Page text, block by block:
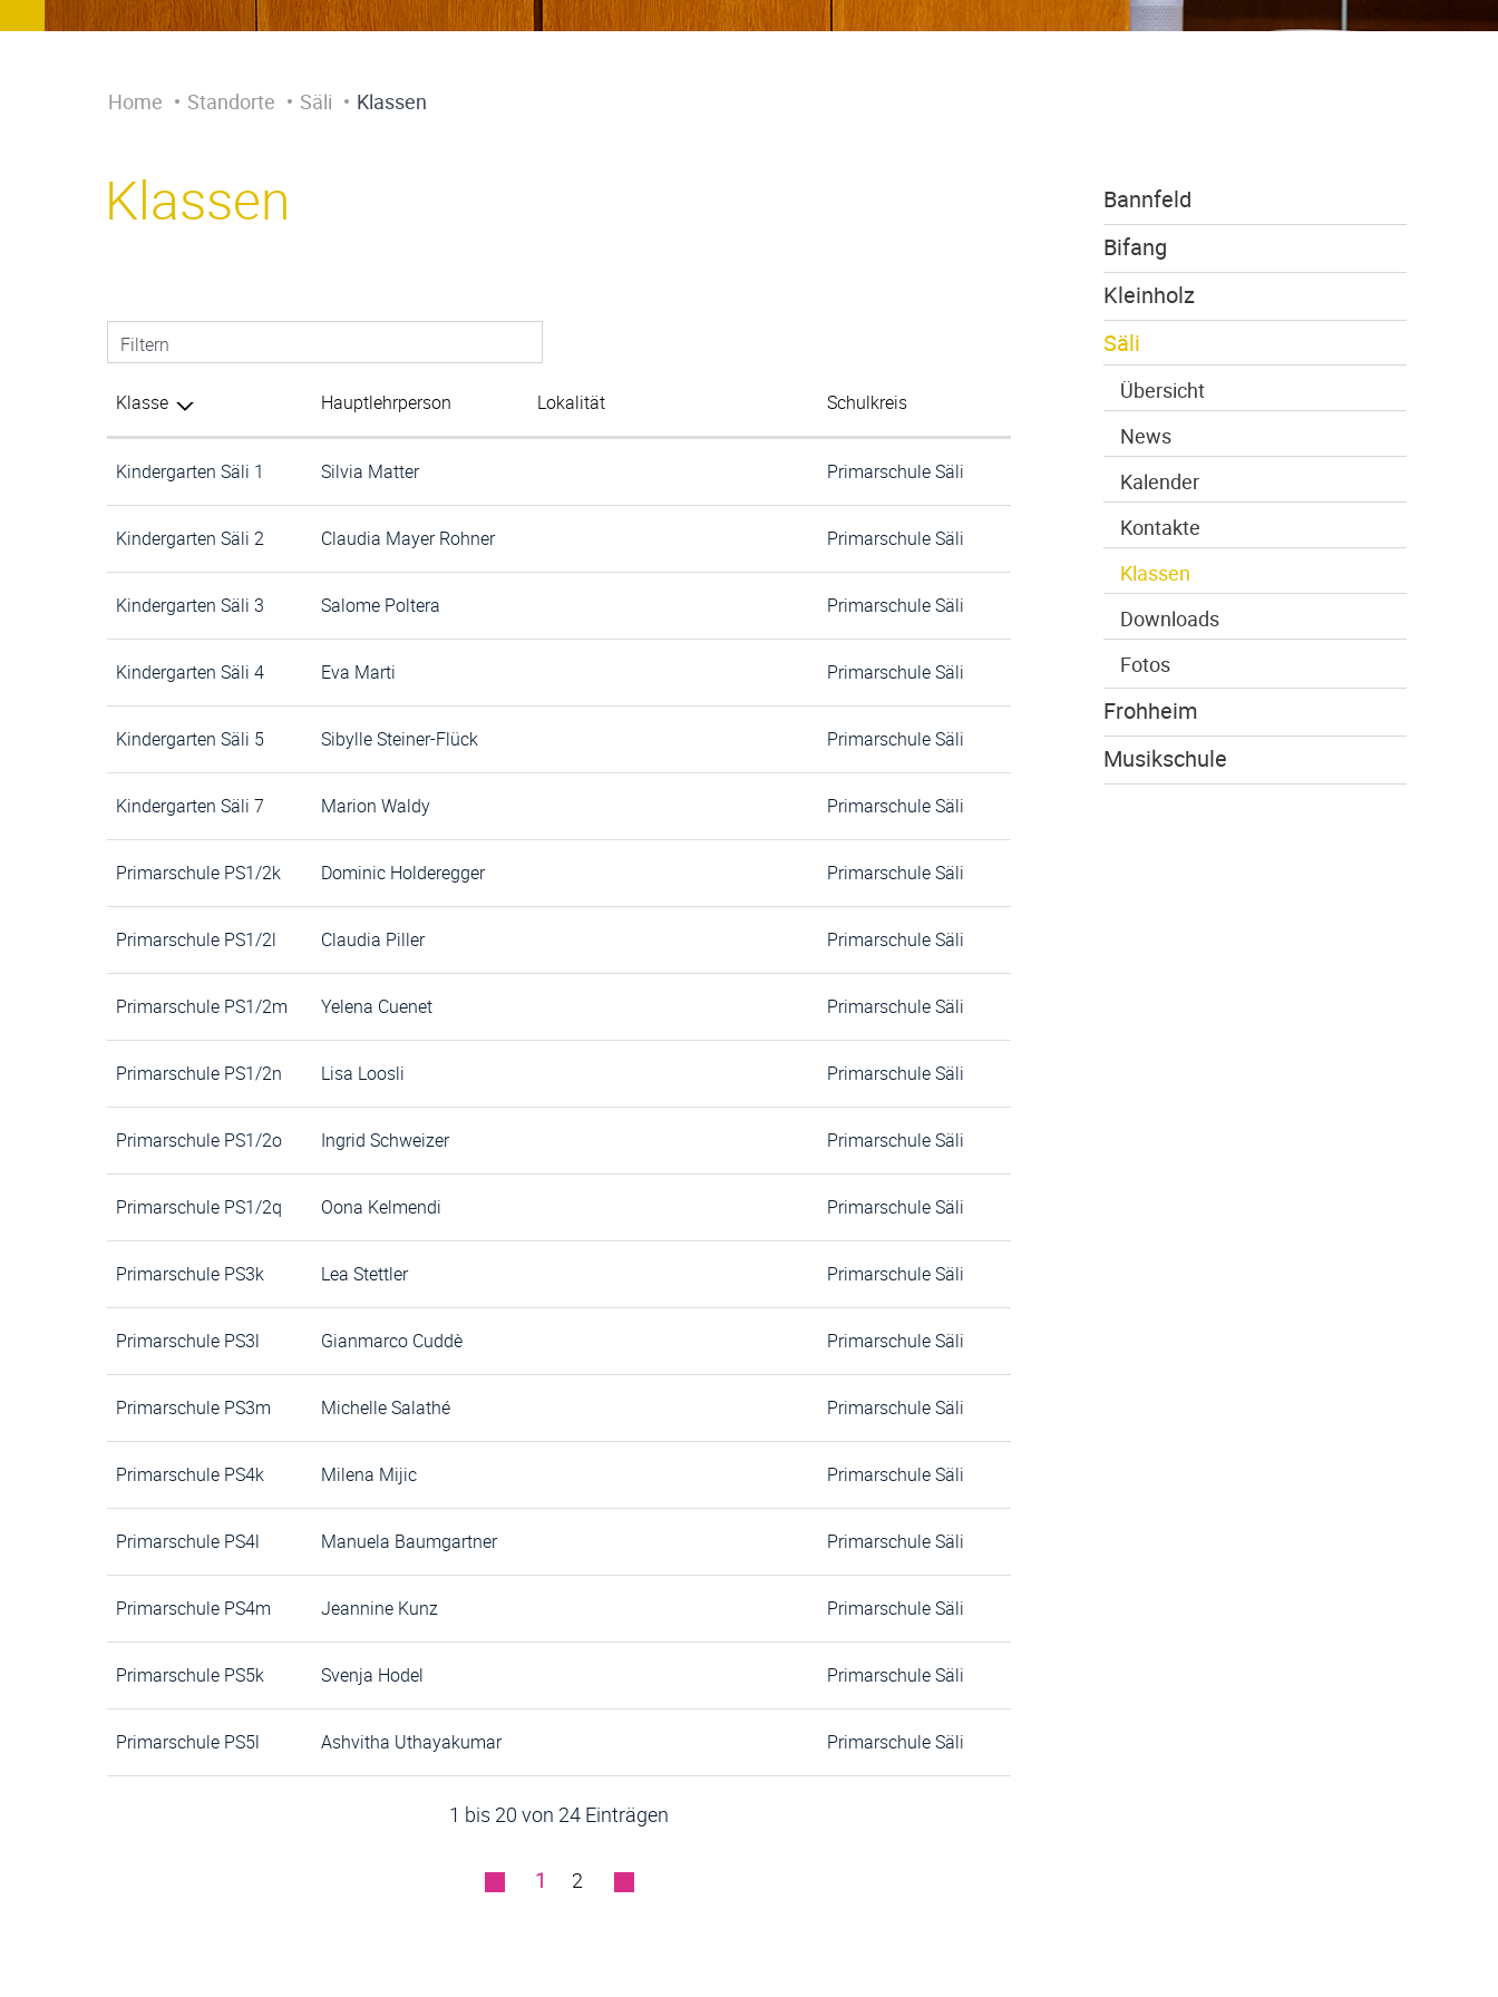
Inhalt
Home Standorte Säli Klassen
Klassen
Filtern
Klasse Hauptlehrperson Lokalität Schulkreis
Kindergarten Säli 1 Silvia Matter Primarschule Säli
Kindergarten Säli 2 Claudia Mayer Rohner Primarschule Säli
Kindergarten Säli 3 Salome Poltera Primarschule Säli
Kindergarten Säli 4 Eva Marti Primarschule Säli
Kindergarten Säli 5 Sibylle Steiner-Flück Primarschule Säli
Kindergarten Säli 7 Marion Waldy Primarschule Säli
Primarschule PS1/2k Dominic Holderegger Primarschule Säli
Primarschule PS1/2l Claudia Piller Primarschule Säli
Primarschule PS1/2m Yelena Cuenet Primarschule Säli
Primarschule PS1/2n Lisa Loosli Primarschule Säli
Primarschule PS1/2o Ingrid Schweizer Primarschule Säli
Primarschule PS1/2q Oona Kelmendi Primarschule Säli
Primarschule PS3k Lea Stettler Primarschule Säli
Primarschule PS3l Gianmarco Cuddè Primarschule Säli
Primarschule PS3m Michelle Salathé Primarschule Säli
Primarschule PS4k Milena Mijic Primarschule Säli
Primarschule PS4l Manuela Baumgartner Primarschule Säli
Primarschule PS4m Jeannine Kunz Primarschule Säli
Primarschule PS5k Svenja Hodel Primarschule Säli
Primarschule PS5l Ashvitha Uthayakumar Primarschule Säli
1 bis 20 von 24 Einträgen
1 2
Bannfeld
Bifang
Kleinholz
Säli
Übersicht
News
Kalender
Kontakte
Klassen
Downloads
Fotos
Frohheim
Musikschule